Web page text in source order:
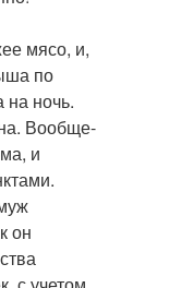
мясо, и,
по
на ночь.
Вообще-
и
он